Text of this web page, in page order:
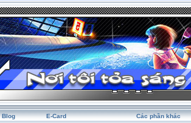
Blog E-Card Các phần khác